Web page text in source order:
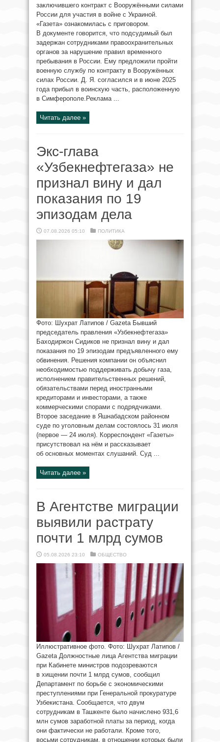
заключившего контракт с Вооружёнными силами
России для участия в войне с Украиной.
«Газета» ознакомилась с приговором.
В документе говорится, что подсудимый был
задержан сотрудниками правоохранительных
органов за нарушение правил временного
пребывания в России. Ему предложили пройти
военную службу по контракту в Вооружённых
силах России. Д. Я. согласился и в июне 2025
года прибыл в воинскую часть, расположенную
в Симферополе.Реклама ...
Читать далее »
Экс-глава
«Узбекнефтегаза» не
признал вину и дал
показания по 19
эпизодам дела
07.08.2026 05:10 ПОЛИТИКА
Фото: Шухрат Латипов / Gazeta Бывший
председатель правления «Узбекнефтегаза»
Баходиржон Сидиков не признал вину и дал
показания по 19 эпизодам предъявленного ему
обвинения. Решения компании он объяснил
необходимостью поддерживать добычу газа,
исполнением правительственных решений,
обязательствами перед иностранными
кредиторами и инвесторами, а также
коммерческими спорами с подрядчиками.
Второе заседание в Яшнабадском районном
суде по уголовным делам состоялось 31 июля
(первое — 24 июля). Корреспондент «Газеты»
присутствовал на нём и рассказывает
об основных моментах слушаний. Суд ...
Читать далее »
В Агентстве миграции
выявили растрату
почти 1 млрд сумов
05.08.2026 23:10 ОБЩЕСТВО
Иллюстративное фото. Фото: Шухрат Латипов /
Gazeta Должностные лица Агентства миграции
при Кабинете министров подозреваются
в хищении почти 1 млрд сумов, сообщил
Департамент по борьбе с экономическими
преступлениями при Генеральной прокуратуре
Узбекистана. Сообщается, что двум
сотрудникам в Ташкенте было начислено 931,6
млн сумов заработной платы за период, когда
они фактически не работали. Кроме того,
восьми сотрудникам, в отношении которых были